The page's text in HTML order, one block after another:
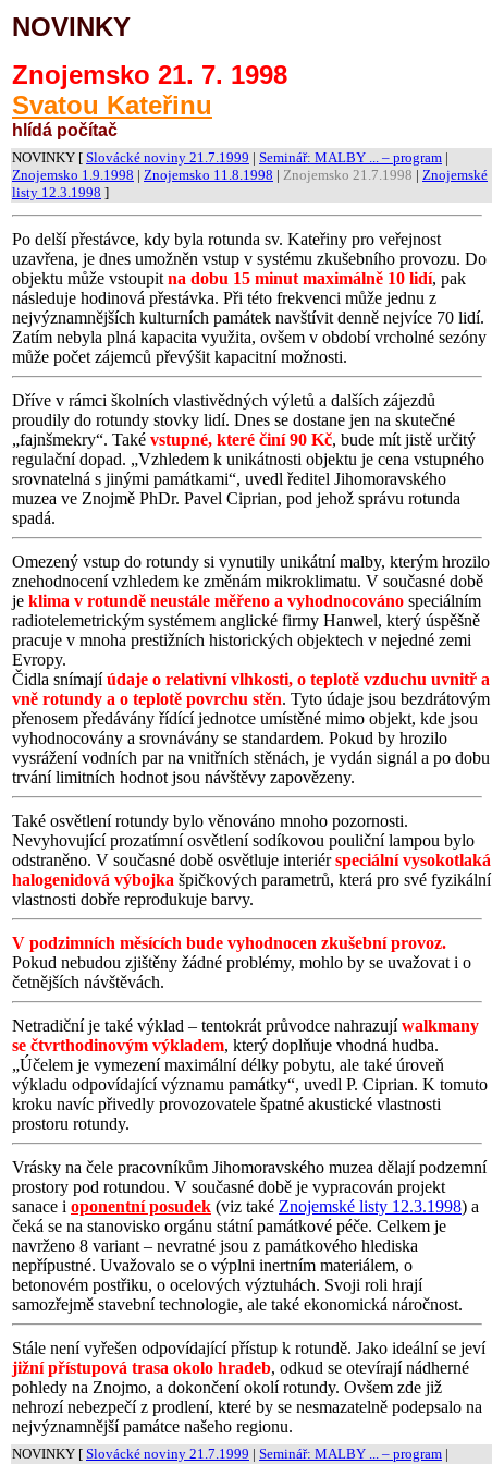
NOVINKY
Znojemsko 21. 7. 1998
Svatou Kateřinu
hlídá počítač
NOVINKY [ Slovácké noviny 21.7.1999 | Seminář: MALBY ... – program |
Znojemsko 1.9.1998 | Znojemsko 11.8.1998 | Znojemsko 21.7.1998 | Znojemské
listy 12.3.1998 ]
Po delší přestávce, kdy byla rotunda sv. Kateřiny pro veřejnost
uzavřena, je dnes umožněn vstup v systému zkušebního provozu. Do
objektu může vstoupit na dobu 15 minut maximálně 10 lidí, pak
následuje hodinová přestávka. Při této frekvenci může jednu z
nejvýznamnějších kulturních památek navštívit denně nejvíce 70 lidí.
Zatím nebyla plná kapacita využita, ovšem v období vrcholné sezóny
může počet zájemců převýšit kapacitní možnosti.
Dříve v rámci školních vlastivědných výletů a dalších zájezdů
proudily do rotundy stovky lidí. Dnes se dostane jen na skutečné
„fajnšmekry“. Také vstupné, které činí 90 Kč, bude mít jistě určitý
regulační dopad. „Vzhledem k unikátnosti objektu je cena vstupného
srovnatelná s jinými památkami“, uvedl ředitel Jihomoravského
muzea ve Znojmě PhDr. Pavel Ciprian, pod jehož správu rotunda
spadá.
Omezený vstup do rotundy si vynutily unikátní malby, kterým hrozilo
znehodnocení vzhledem ke změnám mikroklimatu. V současné době
je klima v rotundě neustále měřeno a vyhodnocováno speciálním
radiotelemetrickým systémem anglické firmy Hanwel, který úspěšně
pracuje v mnoha prestižních historických objektech v nejedné zemi
Evropy.
Čidla snímajíúdaje o relativní vlhkosti, o teplotě vzduchu uvnitř a
vně rotundy a o teplotě povrchu stěn. Tyto údaje jsou bezdrátovým
přenosem předávány řídící jednotce umístěné mimo objekt, kde jsou
vyhodnocovány a srovnávány se standardem. Pokud by hrozilo
vysrážení vodních par na vnitřních stěnách, je vydán signál a po dobu
trvání limitních hodnot jsou návštěvy zapovězeny.
Také osvětlení rotundy bylo věnováno mnoho pozornosti.
Nevyhovující prozatímní osvětlení sodíkovou pouliční lampou bylo
odstraněno. V současné době osvětluje interiérspeciální vysokotlaká
halogenidová výbojka špičkových parametrů, která pro své fyzikální
vlastnosti dobře reprodukuje barvy.
V podzimních měsících bude vyhodnocen zkušební provoz.
Pokud nebudou zjištěny žádné problémy, mohlo by se uvažovat i o
četnějších návštěvách.
Netradiční je také výklad – tentokrát průvodce nahrazujíwalkmany
se čtvrthodinovým výkladem, který doplňuje vhodná hudba.
„Účelem je vymezení maximální délky pobytu, ale také úroveň
výkladu odpovídající významu památky“, uvedl P. Ciprian. K tomuto
kroku navíc přivedly provozovatele špatné akustické vlastnosti
prostoru rotundy.
Vrásky na čele pracovníkům Jihomoravského muzea dělají podzemní
prostory pod rotundou. V současné době je vypracován projekt
sanace i oponentní posudek (viz také Znojemské listy 12.3.1998) a
čeká se na stanovisko orgánu státní památkové péče. Celkem je
navrženo 8 variant – nevratné jsou z památkového hlediska
nepřípustné. Uvažovalo se o výplni inertním materiálem, o
betonovém postřiku, o ocelových výztuhách. Svoji roli hrají
samozřejmě stavební technologie, ale také ekonomická náročnost.
Stále není vyřešen odpovídající přístup k rotundě. Jako ideální se jeví
jižní přístupová trasa okolo hradeb, odkud se otevírají nádherné
pohledy na Znojmo, a dokončení okolí rotundy. Ovšem zde již
nehrozí nebezpečí z prodlení, které by se nesmazatelně podepsalo na
nejvýznamnější památce našeho regionu.
NOVINKY [ Slovácké noviny 21.7.1999 | Seminář: MALBY ... – program |